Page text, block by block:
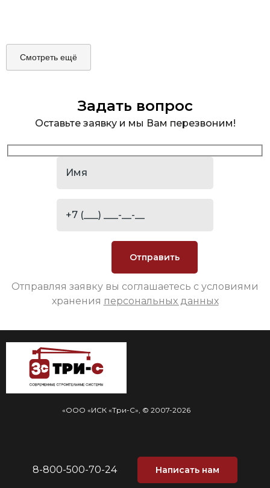
Смотреть ещё
Задать вопрос
Оставьте заявку и мы Вам перезвоним!
Отправляя заявку вы соглашаетесь с условиями
хранения персональных данных
«ООО «ИСК «Три-С», © 2007-2026
8-800-500-70-24 Написать нам